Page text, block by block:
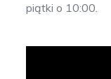
piątki o 10:00.